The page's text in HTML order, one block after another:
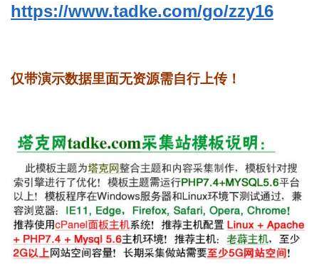
https://www.tadke.com/go/zzy16
仅带演示数据里面无资源需自行上传！